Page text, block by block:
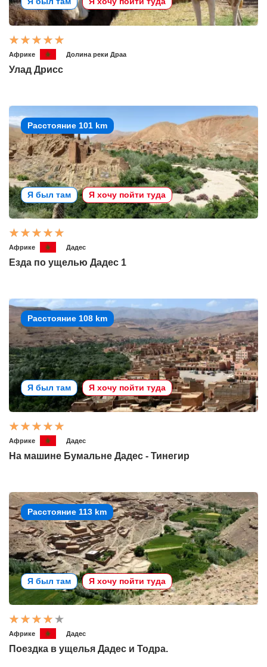
Африке Долина реки Драа
Улад Дрисс
Расстояние 101 km
Я был там Я хочу пойти туда
Африке Дадес
Езда по ущелью Дадес 1
Расстояние 108 km
Я был там Я хочу пойти туда
Африке Дадес
На машине Бумальне Дадес - Тинегир
Расстояние 113 km
Я был там Я хочу пойти туда
Африке Дадес
Поездка в ущелья Дадес и Тодра.